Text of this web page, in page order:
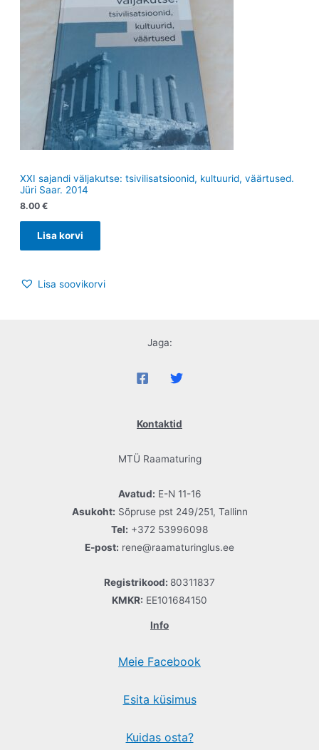
XXI sajandi väljakutse: tsivilisatsioonid, kultuurid, väärtused.
Jüri Saar. 2014
8.00 €
Lisa korvi
Lisa soovikorvi
Jaga:
Kontaktid
MTÜ Raamaturing
Avatud: E-N 11-16
Asukoht: Sõpruse pst 249/251, Tallinn
Tel: +372 53996098
E-post: rene@raamaturinglus.ee
Registrikood: 80311837
KMKR: EE101684150
Info
Meie Facebook
Esita küsimus
Kuidas osta?